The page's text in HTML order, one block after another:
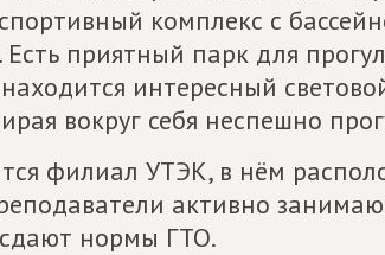
комплекс с
приятный парк для
интересный
вокруг себя неспешно
филиал УТЭК, в нём
активно
нормы ГТО.